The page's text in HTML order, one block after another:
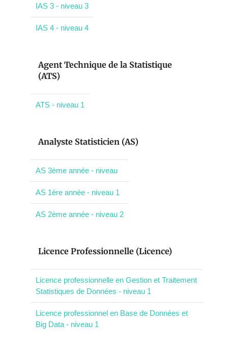
IAS 3 - niveau 3
IAS 4 - niveau 4
Agent Technique de la Statistique
(ATS)
ATS - niveau 1
Analyste Statisticien (AS)
AS 3ème année - niveau
AS 1ère année - niveau 1
AS 2ème année - niveau 2
Licence Professionnelle (Licence)
Licence professionnelle en Gestion et Traitement
Statistiques de Données - niveau 1
Licence professionnel en Base de Données et
Big Data - niveau 1